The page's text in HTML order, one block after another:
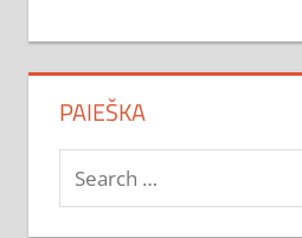
PAIEŠKA
Search
for: